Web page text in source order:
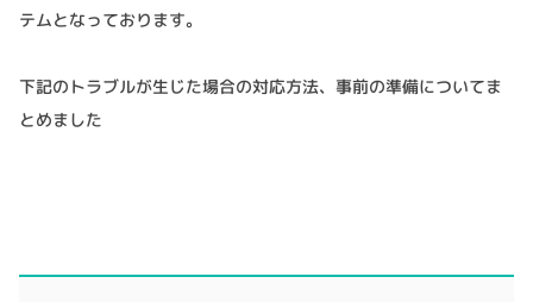
テムとなっております。
下記のトラブルが生じた場合の対応方法、事前の準備についてま
とめました